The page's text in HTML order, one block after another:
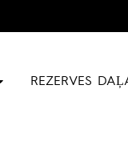
REZERVES